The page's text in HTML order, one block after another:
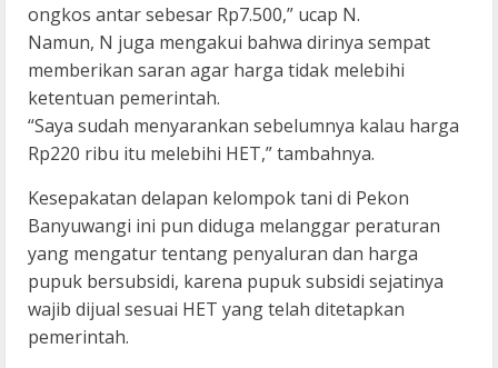
ongkos antar sebesar Rp7.500,” ucap N.
Namun, N juga mengakui bahwa dirinya sempat
memberikan saran agar harga tidak melebihi
ketentuan pemerintah.
“Saya sudah menyarankan sebelumnya kalau harga
Rp220 ribu itu melebihi HET,” tambahnya.
Kesepakatan delapan kelompok tani di Pekon
Banyuwangi ini pun diduga melanggar peraturan
yang mengatur tentang penyaluran dan harga
pupuk bersubsidi, karena pupuk subsidi sejatinya
wajib dijual sesuai HET yang telah ditetapkan
pemerintah.